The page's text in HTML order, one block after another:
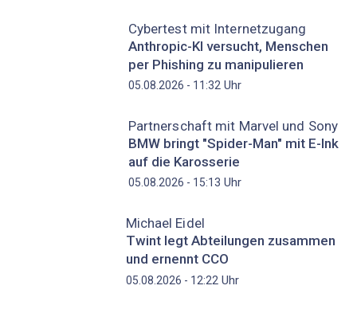
Cybertest mit Internetzugang
Anthropic-KI versucht, Menschen
per Phishing zu manipulieren
05.08.2026 - 11:32Uhr
Partnerschaft mit Marvel und Sony
BMW bringt "Spider-Man" mit E-Ink
auf die Karosserie
05.08.2026 - 15:13 Uhr
Michael Eidel
Twint legt Abteilungen zusammen
und ernennt CCO
05.08.2026 - 12:22Uhr